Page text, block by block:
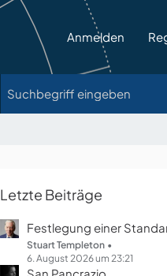
Anmelden
Letzte Beiträge
Festlegung einer
Stuart Templeton
6. August 2026 um 23:21